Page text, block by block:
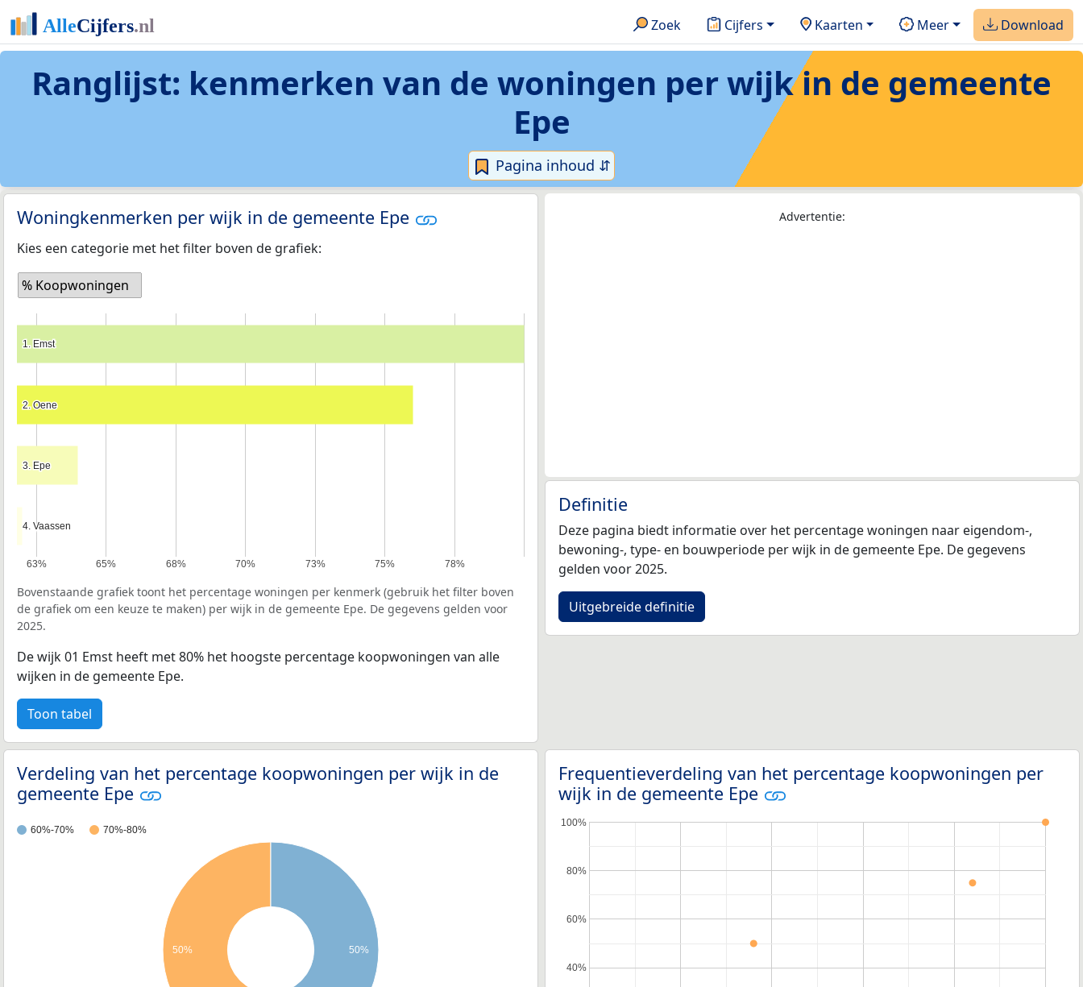
Zoek Cijfers Kaarten Meer Download
Ranglijst: kenmerken van de woningen per wijk in de gemeente
Epe
Pagina inhoud ⇵
Woningkenmerken per wijk in de gemeente Epe
Kies een categorie met het filter boven de grafiek:
% Koopwoningen
63% 65% 68% 70% 73% 75% 78%
1. Emst
1. Emst
2. Oene
2. Oene
3. Epe
3. Epe
4. Vaassen
4. Vaassen
Bovenstaande grafiek toont het percentage woningen per kenmerk (gebruik het filter boven
de grafiek om een keuze te maken) per wijk in de gemeente Epe. De gegevens gelden voor
2025.
De wijk 01 Emst heeft met 80% het hoogste percentage koopwoningen van alle
wijken in de gemeente Epe.
Toon tabel
Advertentie:
Definitie
Deze pagina biedt informatie over het percentage woningen naar eigendom-,
bewoning-, type- en bouwperiode per wijk in de gemeente Epe. De gegevens
gelden voor 2025.
Uitgebreide definitie
Verdeling van het percentage koopwoningen per wijk in de
gemeente Epe
60%-70% 70%-80%
50% 50%
Frequentieverdeling van het percentage koopwoningen per
wijk in de gemeente Epe
40%
60%
80%
100%